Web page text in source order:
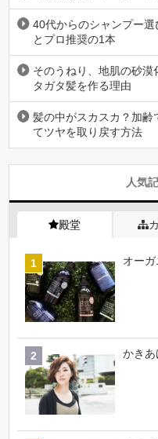
40代からのシャンプー
とプロ推奨の1本
そのうねり、地肌の砂
タガタ髪を作る理由
髪の中がスカスカ？加齢
てツヤを取り戻す方法
人気
殿堂
オー
かき